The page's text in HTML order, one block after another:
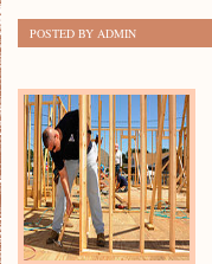
POSTED BY ADMIN